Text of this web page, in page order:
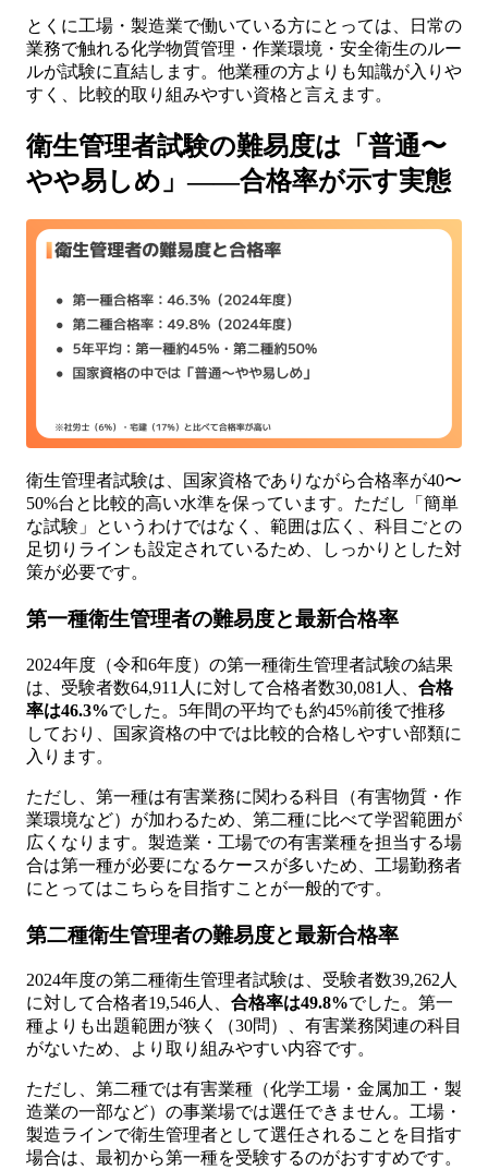
とくに工場・製造業で働いている方にとっては、日常の
業務で触れる化学物質管理・作業環境・安全衛生のルー
ルが試験に直結します。他業種の方よりも知識が入りや
すく、比較的取り組みやすい資格と言えます。
衛生管理者試験の難易度は「普通〜
やや易しめ」——合格率が示す実態
衛生管理者試験は、国家資格でありながら合格率が40〜
50%台と比較的高い水準を保っています。ただし「簡単
な試験」というわけではなく、範囲は広く、科目ごとの
足切りラインも設定されているため、しっかりとした対
策が必要です。
第一種衛生管理者の難易度と最新合格率
2024年度（令和6年度）の第一種衛生管理者試験の結果
は、受験者数64,911人に対して合格者数30,081人、 合格
率は46.3%でした。5年間の平均でも約45%前後で推移
しており、国家資格の中では比較的合格しやすい部類に
入ります。
ただし、第一種は有害業務に関わる科目（有害物質・作
業環境など）が加わるため、第二種に比べて学習範囲が
広くなります。製造業・工場での有害業種を担当する場
合は第一種が必要になるケースが多いため、工場勤務者
にとってはこちらを目指すことが一般的です。
第二種衛生管理者の難易度と最新合格率
2024年度の第二種衛生管理者試験は、受験者数39,262人
に対して合格者19,546人、 合格率は49.8%でした。第一
種よりも出題範囲が狭く（30問）、有害業務関連の科目
がないため、より取り組みやすい内容です。
ただし、第二種では有害業種（化学工場・金属加工・製
造業の一部など）の事業場では選任できません。工場・
製造ラインで衛生管理者として選任されることを目指す
場合は、最初から第一種を受験するのがおすすめです。